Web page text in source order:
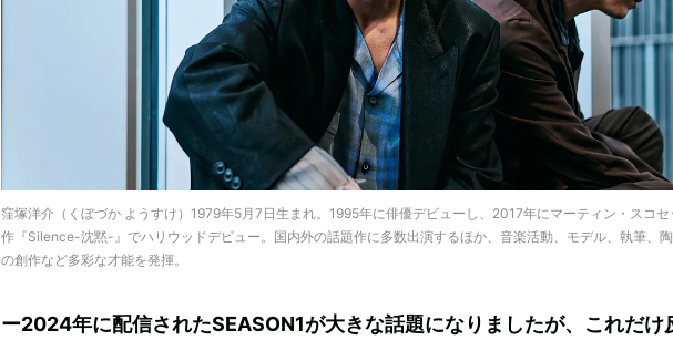
窪塚洋介（くぼづか ようすけ）1979年5月7日生まれ。1995年に俳優デビューし、2017年にマーティン・スコ
作『Silence-沈黙-』でハリウッドデビュー。国内外の話題作に多数出演するほか、音楽活動、モデル、執筆、
の創作など多彩な才能を発揮。
ー2024年に配信されたSEASON1が大きな話題になりましたが、これだけ